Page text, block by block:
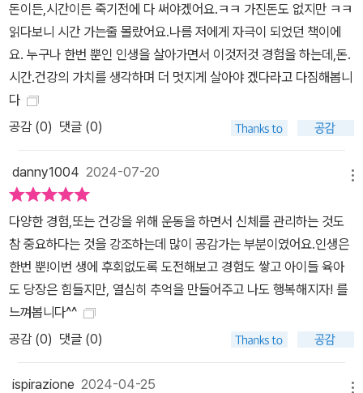
돈이든,시간이든 죽기전에 다 써야겠어요.ㅋㅋ 가진돈도 없지만 ㅋㅋ
읽다보니 시간 가는줄 몰랐어요.나름 저에게 자극이 되었던 책이에
요. 누구나 한번 뿐인 인생을 살아가면서 이것저것 경험을 하는데,돈.
시간.건강의 가치를 생각하며 더 멋지게 살아야 겠다라고 다짐해봅니
다
공감 (0) 댓글 (0)
danny1004 2024-07-20
다양한 경험,또는 건강을 위해 운동을 하면서 신체를 관리하는 것도
참 중요하다는 것을 강조하는데 많이 공감가는 부분이였어요.인생은
한번 뿐!이번 생에 후회없도록 도전해보고 경험도 쌓고 아이들 육아
도 당장은 힘들지만, 열심히 추억을 만들어주고 나도 행복해지자! 를
느껴봅니다^^
공감 (0) 댓글 (0)
ispirazione 2024-04-25